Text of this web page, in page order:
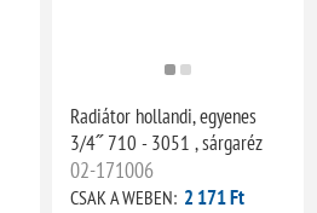
Radiátor hollandi, egyenes
3/4˝ 710 - 3051 , sárgaréz
02-171006
CSAK A WEBEN: 2 171 Ft